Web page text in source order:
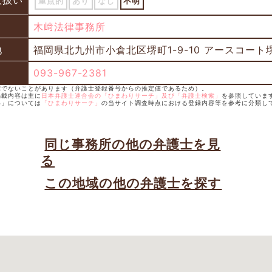
木﨑法律事務所
福岡県北九州市小倉北区堺町1-9-10 アースコート
093-967-2381
ないことがあります（弁護士登録番号からの推定値であるため）。
内容は主に 日本弁護士連合会の「ひまわりサーチ」及び「弁護士検索」
を参照していま
については
「ひまわりサーチ」 の当サイト調査時点における登録内容等を参考に分類し
同じ事務所の他の弁護士を見
る
この地域の他の弁護士を探す